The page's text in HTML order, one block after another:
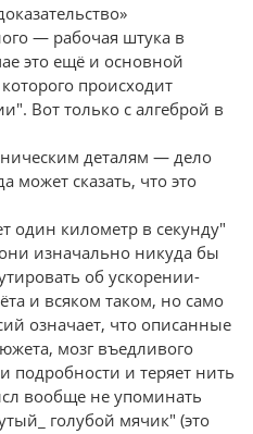
— рабочая штука в
это ещё и основной
происходит
Вот только с алгеброй в
деталям — дело
может сказать, что это
один километр в секунду"
изначально никуда бы
об ускорении-
и всяком таком, но само
означает, что описанные
мозг въедливого
подробности и теряет нить
вообще не упоминать
голубой мячик" (это